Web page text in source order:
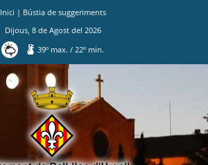
Inici | Bústia de suggeriments
Dijous, 8de Agostdel 2026
39º max./ 22º min.